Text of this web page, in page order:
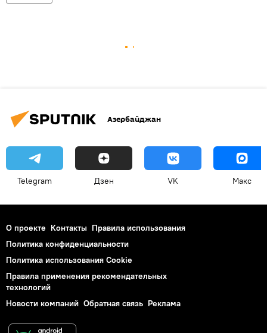
Азербайджан
Telegram Дзен VK Макс
О проекте Контакты Правила использования
Политика конфиденциальности
Политика использования Cookie
Правила применения рекомендательных
технологий
Новости компаний Обратная связь Реклама